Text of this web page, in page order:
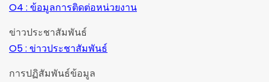
O4 : ข้อมูลการติดต่อหน่วยงาน
ข่าวประชาสัมพันธ์
O5 : ข่าวประชาสัมพันธ์
การปฏิสัมพันธ์ข้อมูล